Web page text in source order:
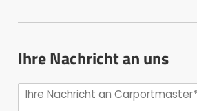
Ihre Nachricht an uns